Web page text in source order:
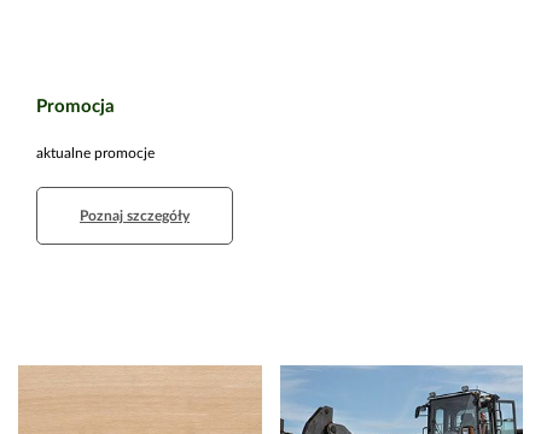
Promocja
aktualne promocje
Poznaj szczegóły